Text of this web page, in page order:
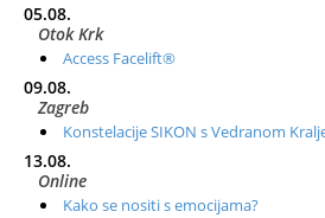
05.08.
Otok Krk
Access Facelift®
09.08.
Zagreb
Konstelacije SIKON s Vedranom
13.08.
Online
Kako se nositi s emocijama?